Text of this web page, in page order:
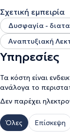
Σχετική εμπειρία
Δυσφαγία -
Αναπτυξιακή
Υπηρεσίες
Τα κόστη είναι
ανάλογα το
Δεν παρέχει
Όλες Επίσκεψη